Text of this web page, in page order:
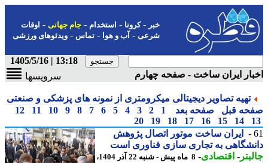
-کرونا-استخدام- جام جهانی-اوقات
شرعی-آب و هوا-تماس-ویدئوهای ورزشی
13:18 | 1405/5/16
ایران ساخت - صفحه چهارم
سرویسها
تهیه تصاویر دیجیتالی میکرومتری از نمونه های پزشکی و صنعتی
قبل صفحه بعد 1
2
3
4
5
6
7
8
9
10
11
12
14
15
16
17
18
19
20
ایران ساخت موتور اتصال پژوهش
به تجاری سازی فناوری است
-اقتصادی-
8 ماه پیش - شنبه 22 آذر 1404،